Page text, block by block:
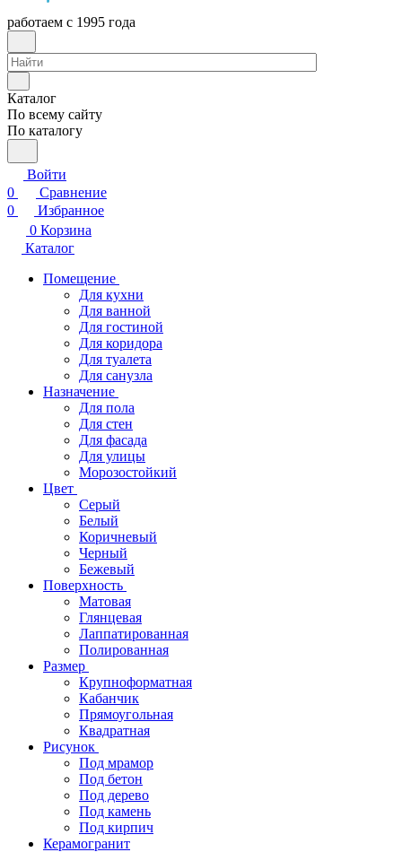
работаем с 1995 года
Каталог
По всему сайту
По каталогу
Войти
0
Сравнение
0
Избранное
0 Корзина
Каталог
Помещение
Для кухни
Для ванной
Для гостиной
Для коридора
Для туалета
Для санузла
Назначение
Для пола
Для стен
Для фасада
Для улицы
Морозостойкий
Цвет
Серый
Белый
Коричневый
Черный
Бежевый
Поверхность
Матовая
Глянцевая
Лаппатированная
Полированная
Размер
Крупноформатная
Кабанчик
Прямоугольная
Квадратная
Рисунок
Под мрамор
Под бетон
Под дерево
Под камень
Под кирпич
Керамогранит